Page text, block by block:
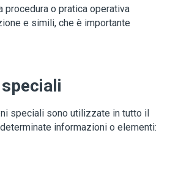
procedura o pratica operativa
e simili, che è importante
speciali sono utilizzate in tutto il
informazioni o elementi: